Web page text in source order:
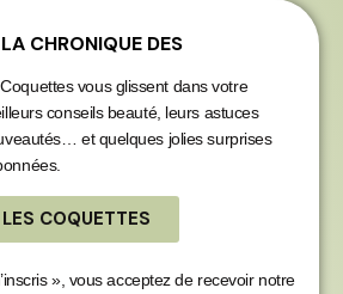
CHRONIQUE DES
vous glissent dans votre
conseils beauté, leurs astuces
et quelques jolies surprises
COQUETTES
», vous acceptez de recevoir notre